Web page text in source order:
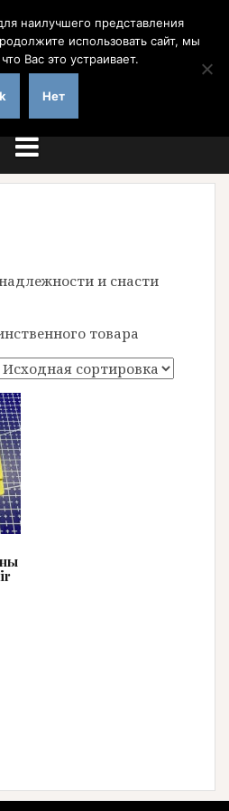
по России
и снасти
товара
наилучшего представления
использовать сайт, мы
Вас это устраивает.
Нет